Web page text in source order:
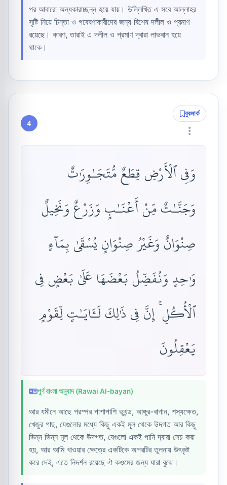
পর আবারো অন্ধকারাচ্ছন্ন হয়ে যায়। উল্লিখিত এ সবে আল্লাহর
সৃষ্টি নিয়ে চিন্তা ও গবেষণাকারীদের জন্য বিশেষ দলীল ও প্রমাণ
রয়েছে। কারণ, তারাই এ দলীল ও প্রমাণ দ্বারা লাভবান হয়ে
থাকে।
4
বুকমার্ক
وَفِى ٱلْأَرْضِ قِطَعٌ مُّتَجَـٰوِرَٰتٌ
وَجَنَّـٰتٌ مِّنْ أَعْنَـٰبٍ وَزَرْعٌ وَنَخِيلٌ
صِنْوَانٌ وَغَيْرُ صِنْوَانٍ يُسْقَىٰ بِمَآءٍ
وَٰحِدٍ وَنُفَضِّلُ بَعْضَهَا عَلَىٰ بَعْضٍ فِى
ٱلْأُكُلِ ۚ إِنَّ فِى ذَٰلِكَ لَـَٔايَـٰتٍ لِّقَوْمٍ
يَعْقِلُونَ
পূর্ণ বাংলা অনুবাদ (Rawai Al-bayan)
আর যমীনে আছে পরস্পর পাশাপাশি ভূখন্ড, আঙ্গুর-বাগান, শস্যক্ষেত,
খেজুর গাছ, যেগুলোর মধ্যে কিছু একই মূল থেকে উদগত আর কিছু
ভিন্ন ভিন্ন মূল থেকে উদগত, যেগুলো একই পানি দ্বারা সেচ করা
হয়, আর আমি খাওয়ার ক্ষেত্রে একটিকে অপরটির তুলনায় উৎকৃষ্ট
করে দেই, এতে নিদর্শন রয়েছে ঐ কওমের জন্য যারা বুঝে।